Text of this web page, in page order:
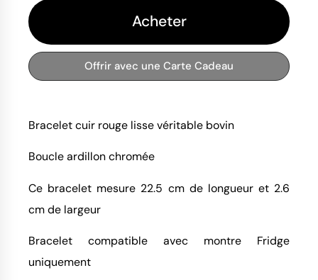
Acheter
Offrir avec une Carte Cadeau
Bracelet cuir rouge lisse véritable bovin
Boucle ardillon chromée
Ce bracelet mesure 22.5 cm de longueur et 2.6
cm de largeur
Bracelet compatible avec montre Fridge
uniquement